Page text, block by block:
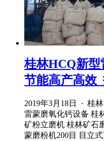
桂林HCQ新型
节能高产高效
2019年3月18日 · 桂
雷蒙磨氧化钙设备 桂
矿粉立磨机 桂林矿石
蒙磨粉机200目 目立